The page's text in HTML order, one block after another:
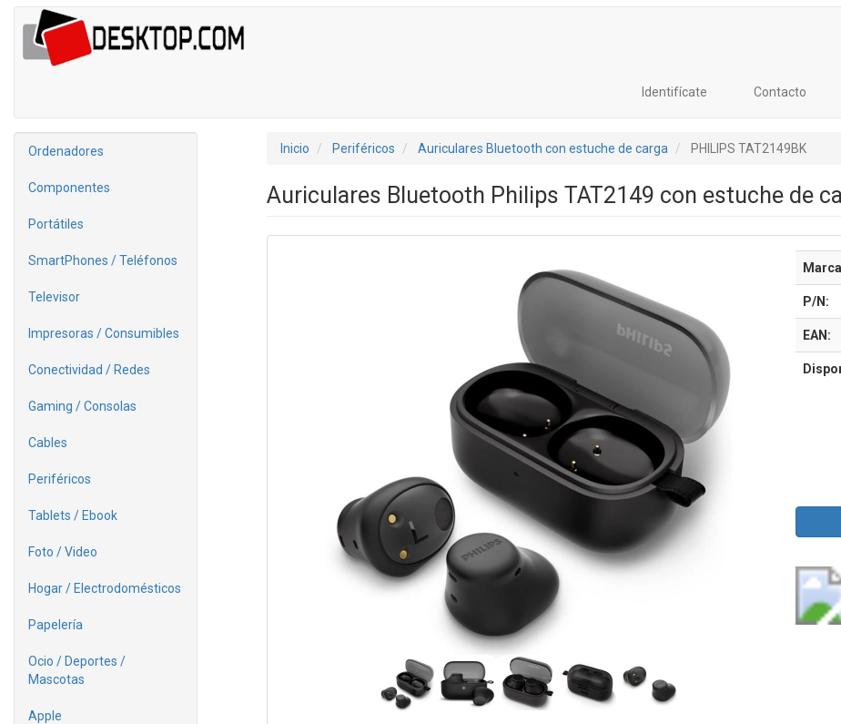
Identifícate Contacto
Ordenadores
Componentes
Portátiles
SmartPhones / Teléfonos
Televisor
Impresoras / Consumibles
Conectividad / Redes
Gaming / Consolas
Cables
Periféricos
Tablets / Ebook
Foto / Video
Hogar / Electrodomésticos
Papelería
Ocio / Deportes /
Mascotas
Apple
Inicio Periféricos Auriculares Bluetooth con estuche de carga PHILIPS TAT2149BK
Auriculares Bluetooth Philips TAT2149 con estuche de
P/N:
EAN: